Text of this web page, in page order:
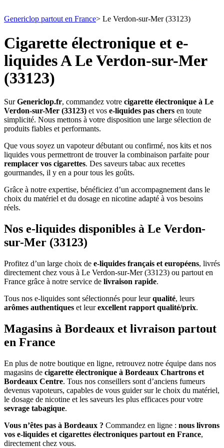
Genericlop partout en France> Le Verdon-sur-Mer (33123)
Cigarette électronique et e-
liquides A Le Verdon-sur-Mer
(33123)
SurGenericlop.fr, commandez votre cigarette électronique à Le
Verdon-sur-Mer (33123) et vos e-liquides pas chers en toute
simplicité. Nous mettons à votre disposition une large sélection de
produits fiables et performants.
Que vous soyez un vapoteur débutant ou confirmé, nos kits et nos
liquides vous permettront de trouver la combinaison parfaite pour
remplacer vos cigarettes. Des saveurs tabac aux recettes
gourmandes, il y en a pour tous les goûts.
Grâce à notre expertise, bénéficiez d’un accompagnement dans le
choix du matériel et du dosage en nicotine adapté à vos besoins
réels.
Nos e-liquides disponibles à Le Verdon-
sur-Mer (33123)
Profitez d’un large choix de e-liquides français et européens, livrés
directement chez vous à Le Verdon-sur-Mer (33123) ou partout en
France grâce à notre service de livraison rapide.
Tous nos e-liquides sont sélectionnés pour leurqualité, leurs
arômes authentiques et leurexcellent rapport qualité/prix.
Magasins à Bordeaux et livraison partout
en France
En plus de notre boutique en ligne, retrouvez notre équipe dans nos
magasins de cigarette électronique à Bordeaux Chartrons et
Bordeaux Centre. Tous nos conseillers sont d’anciens fumeurs
devenus vapoteurs, capables de vous guider sur le choix du matériel,
le dosage de nicotine et les saveurs les plus efficaces pour votre
sevrage tabagique.
Vous n’êtes pas à Bordeaux ? Commandez en ligne : nous livrons
vos e-liquides et cigarettes électroniques partout en France,
directement chez vous.